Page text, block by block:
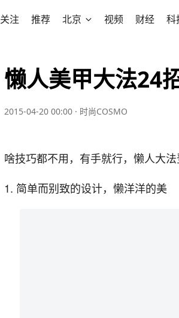
关注 推荐 北京 视频 财经 科
懒人美甲大法24
2015-04-20 00:00 · 时尚COSMO
啥技巧都不用，有手就行，懒人大
1. 简单而别致的设计，懒洋洋的美